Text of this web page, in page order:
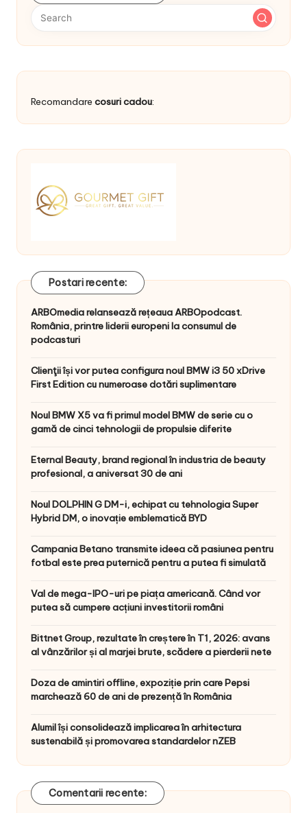
Recomandare cosuri cadou:
Postari recente:
ARBOmedia relansează rețeaua ARBOpodcast.
România, printre liderii europeni la consumul de
podcasturi
Clienţii își vor putea configura noul BMW i3 50 xDrive
First Edition cu numeroase dotări suplimentare
Noul BMW X5 va fi primul model BMW de serie cu o
gamă de cinci tehnologii de propulsie diferite
Eternal Beauty, brand regional în industria de beauty
profesional, a aniversat 30 de ani
Noul DOLPHIN G DM-i, echipat cu tehnologia Super
Hybrid DM, o inovație emblematică BYD
Campania Betano transmite ideea că pasiunea pentru
fotbal este prea puternică pentru a putea fi simulată
Val de mega-IPO-uri pe piața americană. Când vor
putea să cumpere acțiuni investitorii români
Bittnet Group, rezultate în creștere în T1, 2026: avans
al vânzărilor și al marjei brute, scădere a pierderii nete
Doza de amintiri offline, expoziție prin care Pepsi
marchează 60 de ani de prezență în România
Alumil își consolidează implicarea în arhitectura
sustenabilă și promovarea standardelor nZEB
Comentarii recente: